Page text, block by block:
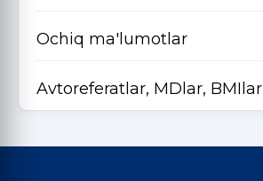
Ochiq ma'lumotlar
Avtoreferatlar, MDlar, BMIlar